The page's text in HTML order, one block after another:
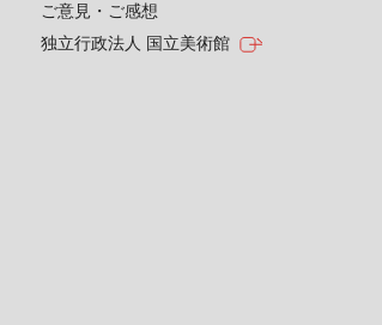
ご意見・ご感想
独立行政法人 国立美術館